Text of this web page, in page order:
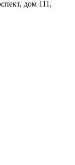
дом 111,